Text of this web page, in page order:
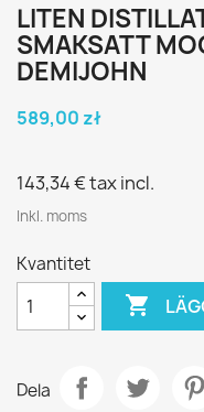
LITEN
SMAKSATT
DEMIJOHN
589,00 zł
143,34 €tax incl.
Inkl. moms
Kvantitet

Dela